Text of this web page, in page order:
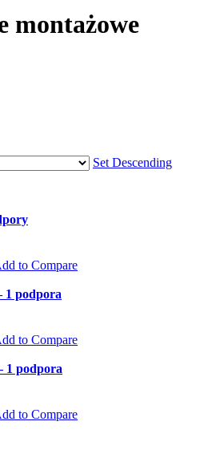
montażowe
Set Descending
to Compare
1 podpora
to Compare
1 podpora
to Compare